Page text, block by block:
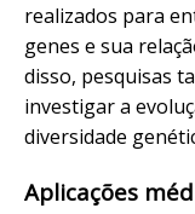
realizados para
genes e sua
disso, pesquisas
investigar a
diversidade
Aplicações